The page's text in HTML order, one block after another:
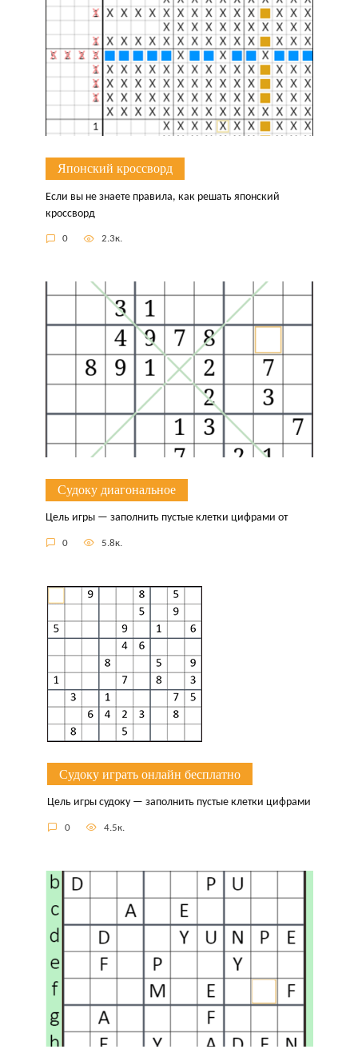
Японский кроссворд
Если вы не знаете правила, как решать японский
кроссворд
0 2.3к.
Судоку диагональное
Цель игры — заполнить пустые клетки цифрами от
0 5.8к.
Судоку играть онлайн бесплатно
Цель игры судоку — заполнить пустые клетки цифрами
0 4.5к.